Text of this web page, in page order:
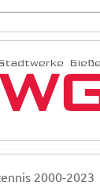
2000-2023